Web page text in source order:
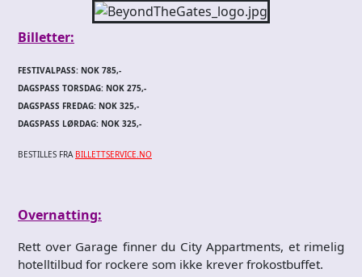
Billetter:
FESTIVALPASS: NOK 785,-
DAGSPASS TORSDAG: NOK 275,-
DAGSPASS FREDAG: NOK 325,-
DAGSPASS LØRDAG: NOK 325,-
BESTILLES FRA BILLETTSERVICE.NO
Overnatting:
Rett over Garage finner du City Appartments, et rimelig
hotelltilbud for rockere som ikke krever frokostbuffet.